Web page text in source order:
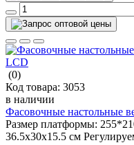
(0)
Код товара: 3053
в наличии
Фасовочные настольные
Размер платформы:
36.5х30х15.5 см